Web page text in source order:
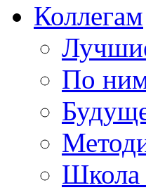
Коллегам
По
Школа